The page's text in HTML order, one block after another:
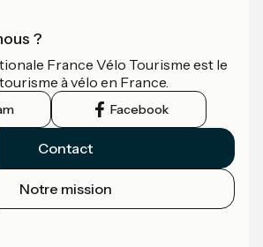
?
France Vélo Tourisme est le
à vélo en France.
Facebook
Contact
Notre mission